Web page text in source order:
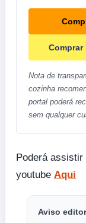
Nota de
cozinha
portal poderá
sem qualquer
Poderá
youtube Aqui
Aviso